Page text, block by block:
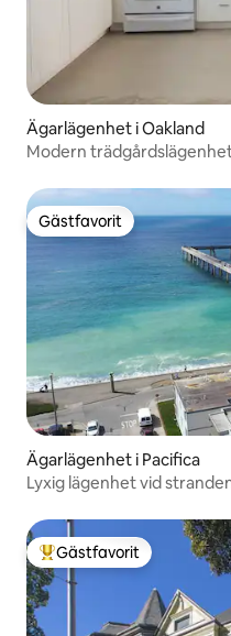
Ägarlägenhet i Oakland
Modern
Gästfavorit
Gästfavorit
Ägarlägenhet i Pacifica
Lyxig lägenhet vid
Populär gästfavorit
Gästfavorit